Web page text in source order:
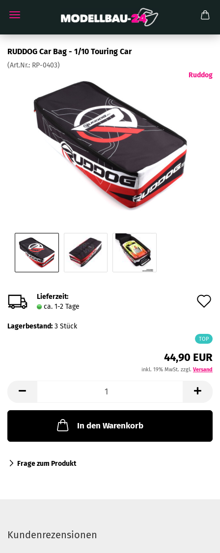
RUDDOG Car Bag - 1/10 Touring Car
(Art.Nr.: RP-0403)
Ruddog
Lieferzeit:
ca. 1-2 Tage
Lagerbestand: 3 Stück
TOP
44,90 EUR
inkl. 19% MwSt. zzgl. Versand
In den Warenkorb
Frage zum Produkt
Kundenrezensionen